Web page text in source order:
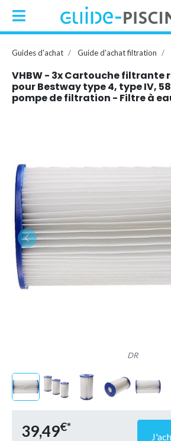
Guides d'achat Guide d'achat filtration
VHBW - 3x Cartouche filtrante
pour Bestway type 4, type IV,
pompe de filtration - Filtre à
DR
39,49€*